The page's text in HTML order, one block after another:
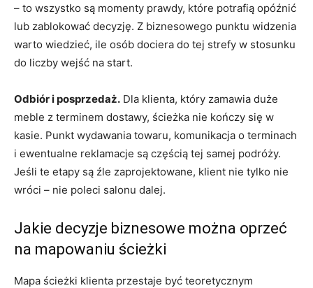
– to wszystko są momenty prawdy, które potrafią opóźnić
lub zablokować decyzję. Z biznesowego punktu widzenia
warto wiedzieć, ile osób dociera do tej strefy w stosunku
do liczby wejść na start.
Odbiór i posprzedaż. Dla klienta, który zamawia duże
meble z terminem dostawy, ścieżka nie kończy się w
kasie. Punkt wydawania towaru, komunikacja o terminach
i ewentualne reklamacje są częścią tej samej podróży.
Jeśli te etapy są źle zaprojektowane, klient nie tylko nie
wróci – nie poleci salonu dalej.
Jakie decyzje biznesowe można oprzeć
na mapowaniu ścieżki
Mapa ścieżki klienta przestaje być teoretycznym